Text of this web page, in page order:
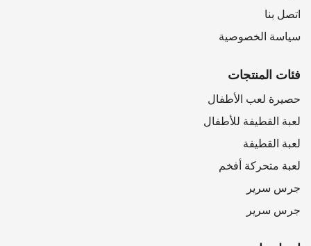
اتصل بنا
سياسة الخصوصية
فئات المنتجات
حصيرة لعب الأطفال
لعبة القطيفة للأطفال
لعبة القطيفة
لعبة متحركة أفخم
جرس سرير
جرس سرير